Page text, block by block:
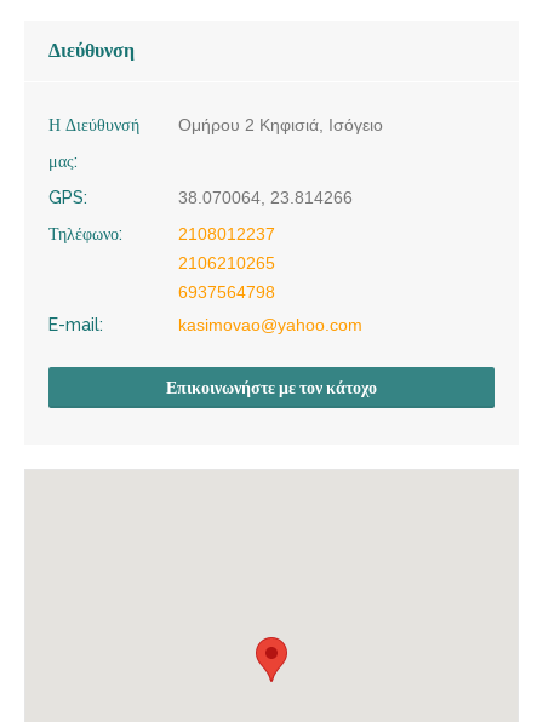
Διεύθυνση
Η Διεύθυνσή
μας:
Ομήρου 2 Κηφισιά, Ισόγειο
GPS:
38.070064, 23.814266
Τηλέφωνο:
2108012237
2106210265
6937564798
E-mail:
kasimovao@yahoo.com
Επικοινωνήστε με τον κάτοχο